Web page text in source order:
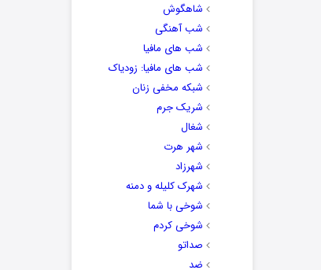
شاهگوش
شب آهنگی
شب های مافیا
شب های مافیا: زودیاک
شبکه مخفی زنان
شریک جرم
شغال
شهر هرت
شهرزاد
شهرک کلیله و دمنه
شوخی با شما
شوخی کردم
صداتو
ضد